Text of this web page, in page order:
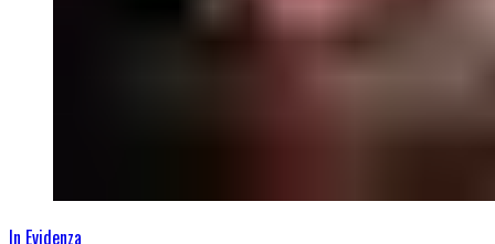
In Evidenza